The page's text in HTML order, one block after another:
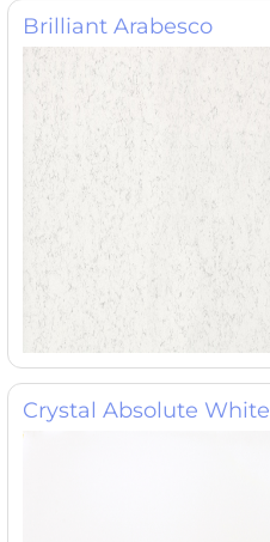
Brilliant Arabesco
Crystal Absolute White